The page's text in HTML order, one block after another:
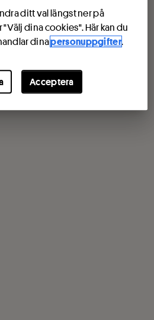
ditt val längst ner på
dina cookies". Här kan du
dinapersonuppgifter.
Acceptera